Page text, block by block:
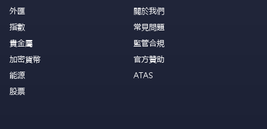
外匯
指數
貴金屬
加密貨幣
能源
股票
關於我們
常見問題
監管合規
官方贊助
ATAS